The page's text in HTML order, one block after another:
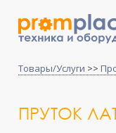
Товары/Услуги >>
ПРУТОК